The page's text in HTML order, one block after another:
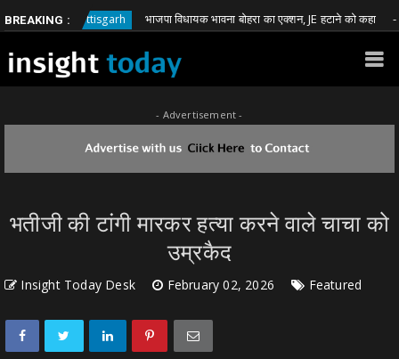
BREAKING :
Chhattisgarh भाजपा विधायक भावना बोहरा का एक्शन, JE हटाने को कहा
- Advertisement -
भतीजी की टांगी मारकर हत्या करने वाले चाचा को
उम्रकैद
Insight Today Desk February 02, 2026 Featured